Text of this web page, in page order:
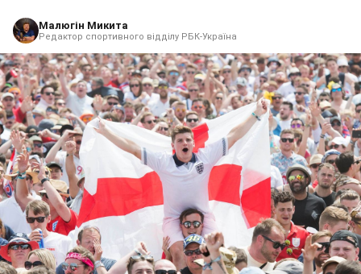
Малюгін Микита
Редактор спортивного відділу РБК-Україна